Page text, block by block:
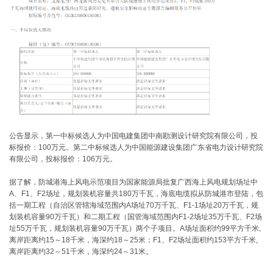
公告显示，第一中标候选人为中国电建集团中南勘测设计研究院有限公司，投
标报价：100万元。第二中标候选人为中国能源建设集团广东省电力设计研究院
有限公司，投标报价：106万元。
据了解，防城港海上风电示范项目为国家能源局批复广西海上风电规划场址中
A、F1、F2场址，规划装机容量共180万千瓦，海底电缆拟从防城港市登陆，包
括一期工程（自治区管辖海域范围内A场址70万千瓦、F1-1场址20万千瓦，规
划装机容量90万千瓦）和二期工程（国管海域范围内F1-2场址35万千瓦、F2场
址55万千瓦，规划装机容量90万千瓦）两个子项目。A场址面积约99平方千米,
离岸距离约15～18千米，海深约18～25米；F1、F2场址面积约153平方千米,
离岸距离约32～51千米，海深约24～31米。